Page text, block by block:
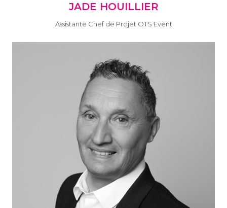
JADE HOUILLIER
Assistante Chef de Projet OTS Event